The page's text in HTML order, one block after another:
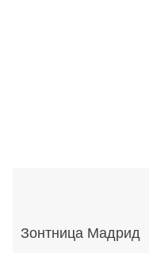
Зонтница Мадрид